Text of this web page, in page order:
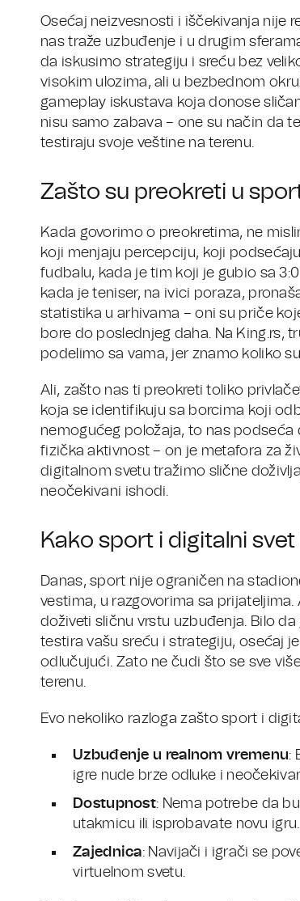
Osećaj neizvesnosti i iščekivanja nije
nas traže uzbuđenje i u drugim
da iskusimo strategiju i sreću bez
visokim ulozima, ali u bezbednom
gameplay iskustava koja donose
nisu samo zabava – one su način da
testiraju svoje veštine na terenu.
Zašto su preokreti u
Kada govorimo o preokretima, ne
koji menjaju percepciju, koji
fudbalu, kada je tim koji je gubio sa
kada je teniser, na ivici poraza,
statistika u arhivama – oni su priče
bore do poslednjeg daha. Na King.rs,
podelimo sa vama, jer znamo koliko
Ali, zašto nas ti preokreti toliko
koja se identifikuju sa borcima koji
nemogućeg položaja, to nas podseća
fizička aktivnost – on je metafora za
digitalnom svetu tražimo slične
neočekivani ishodi.
Kako sport i digitalni
Danas, sport nije ograničen na
vestima, u razgovorima sa
doživeti sličnu vrstu uzbuđenja. Bilo
testira vašu sreću i strategiju, osećaj
odlučujući. Zato ne čudi što se sve
terenu.
Evo nekoliko razloga zašto sport i
Uzbuđenje u realnom vremenu:
igre nude brze odluke i
Dostupnost: Nema potrebe da
utakmicu ili isprobavate novu igru.
Zajednica: Navijači i igrači se
virtuelnom svetu.